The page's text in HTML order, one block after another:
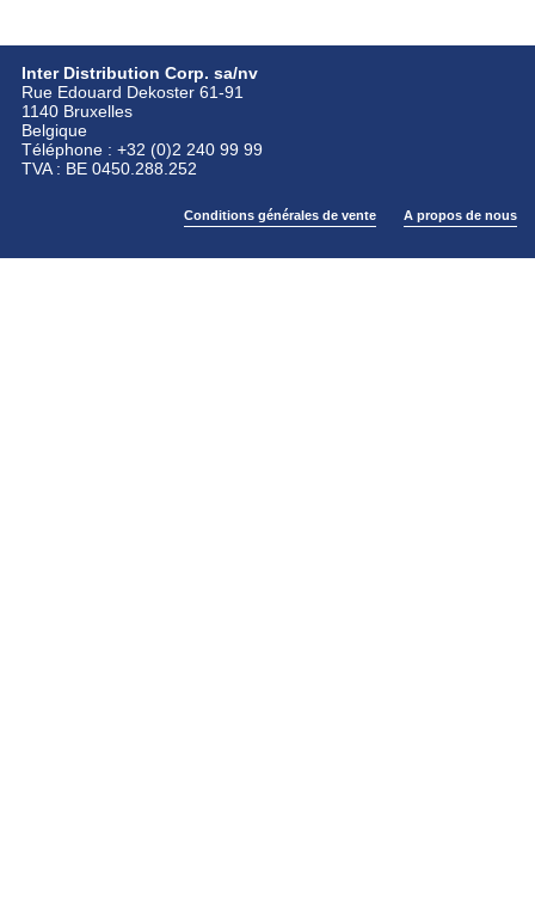
Inter Distribution Corp. sa/nv
Rue Edouard Dekoster 61-91
1140 Bruxelles
Belgique
Téléphone : +32 (0)2 240 99 99
TVA : BE 0450.288.252
Conditions générales de vente A propos de nous